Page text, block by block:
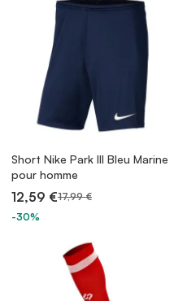
Short Nike Park III Bleu Marine
pour homme
12,59 €17,99 €
-30%